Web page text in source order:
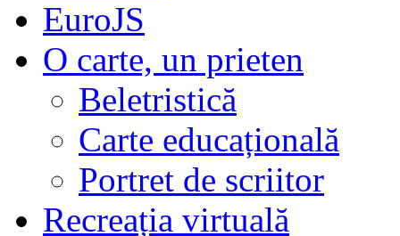
EuroJS
O carte, un prieten
Beletristică
Carte educațională
Portret de scriitor
Recreația virtuală